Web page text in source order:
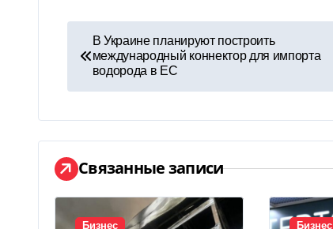
в
и
г
а
В Украине планируют построить
международный коннектор для импорта
водорода в ЕС
Связанные записи
Бизнес Бизнес